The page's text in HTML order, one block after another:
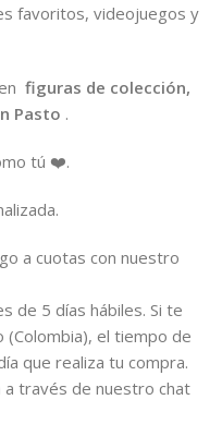
favoritos, videojuegos y
figuras de colección,
Pasto .
tú ❤️.
a cuotas con nuestro
de 5 días hábiles. Si te
(Colombia), el tiempo de
que realiza tu compra.
través de nuestro chat